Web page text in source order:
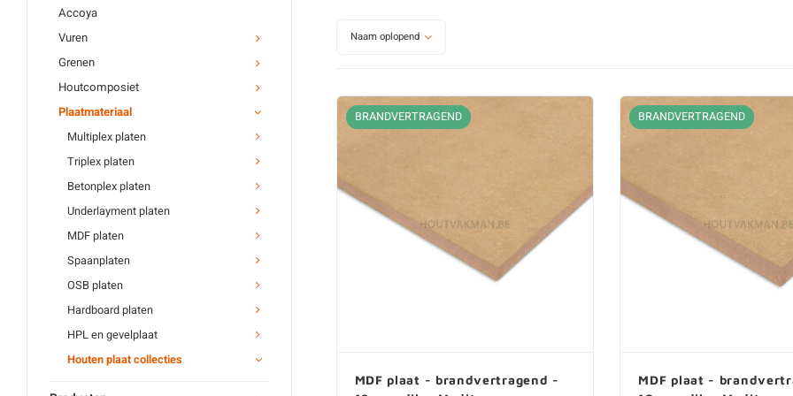
MDF met lakdraagfolie
Groene MDF (vochtwerend)
MDF voor buiten (watervast)
Zwarte MDF
Al ons MDF plaat
Softboard
Accoya
Vuren
Grenen
Houtcomposiet
Plaatmateriaal
Multiplex platen
Triplex platen
Betonplex platen
Underlayment platen
MDF platen
Spaanplaten
OSB platen
Hardboard platen
HPL en gevelplaat
Houten plaat collecties
Naam oplopend
BRANDVERTRAGEND
MDF plaat - brandvertragend -
BRANDVERTRAGEND
MDF plaat -